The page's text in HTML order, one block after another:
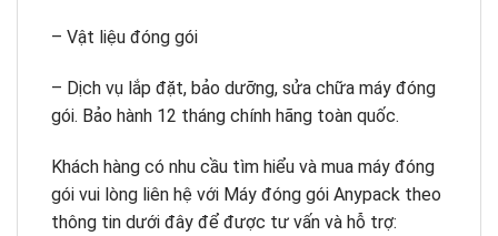
– Vật liệu đóng gói
– Dịch vụ lắp đặt, bảo dưỡng, sửa chữa máy đóng
gói. Bảo hành 12 tháng chính hãng toàn quốc.
Khách hàng có nhu cầu tìm hiểu và mua máy đóng
gói vui lòng liên hệ với Máy đóng gói Anypack theo
thông tin dưới đây để được tư vấn và hỗ trợ: